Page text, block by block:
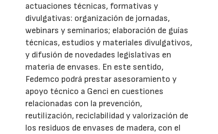
actuaciones técnicas, formativas y
divulgativas: organización de jornadas,
webinars y seminarios; elaboración de guías
técnicas, estudios y materiales divulgativos,
y difusión de novedades legislativas en
materia de envases. En este sentido,
Fedemco podrá prestar asesoramiento y
apoyo técnico a Genci en cuestiones
relacionadas con la prevención,
reutilización, reciclabilidad y valorización de
los residuos de envases de madera, con el